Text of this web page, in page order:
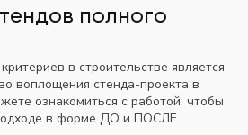
полного
в строительстве является
воплощения стенда-проекта в
ознакомиться с работой, чтобы
в форме ДО и ПОСЛЕ.